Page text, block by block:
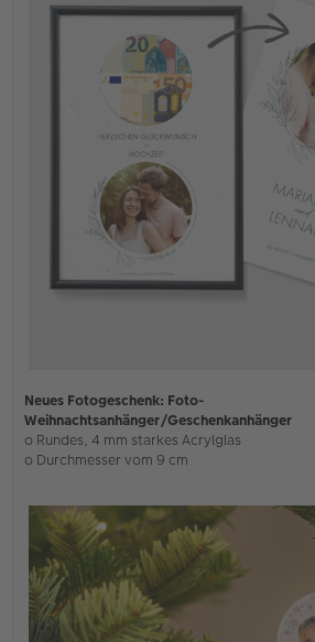
Neues Fotogeschenk: Foto-
Weihnachtsanhänger/Geschenkanhänger
o Rundes, 4 mm starkes Acrylglas
o Durchmesser vom 9 cm